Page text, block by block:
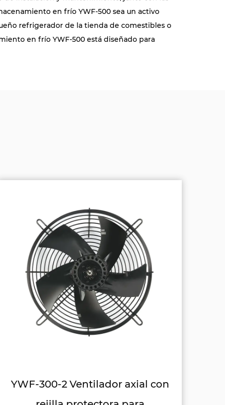
en frío YWF-500 sea un activo
refrigerador de la tienda de comestibles o
en frío YWF-500 está diseñado para
YWF-300-4 Ventilador axial con